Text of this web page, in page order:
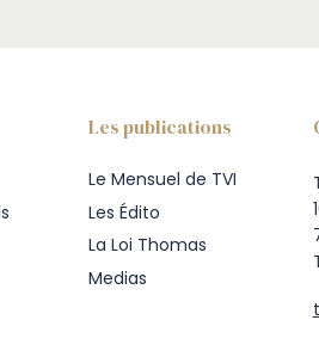
Les publications
Le Mensuel de TVI
Les Édito
La Loi Thomas
Medias